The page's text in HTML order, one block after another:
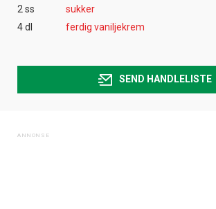
2 ss
sukker
4 dl
ferdig vaniljekrem
SEND HANDLELISTE